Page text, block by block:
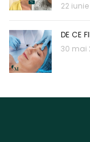
22
DE CE
30 mai